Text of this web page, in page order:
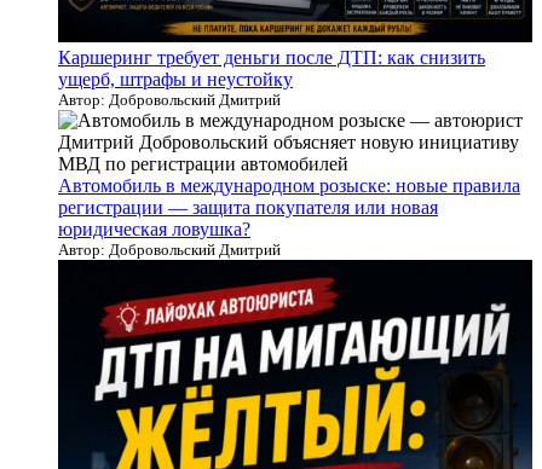
Каршеринг требует деньги после ДТП: как снизить
ущерб, штрафы и неустойку
Автор: Добровольский Дмитрий
Автомобиль в международном розыске: новые правила
регистрации — защита покупателя или новая
юридическая ловушка?
Автор: Добровольский Дмитрий